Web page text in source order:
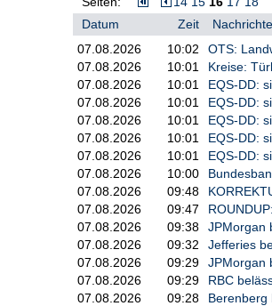
4. Aktienanteil
Neu
Letzte
     Veröffentlichung
5. Einzelheiten
absolut
direkt  indirekt
oder
8509839
Datum
Zeit
07.08.2026
10:02
OTS:
07.08.2026
10:01
Kreise:
07.08.2026
10:01
EQS-DD:
07.08.2026
10:01
EQS-DD:
07.08.2026
10:01
EQS-DD:
07.08.2026
10:01
EQS-DD:
07.08.2026
10:01
EQS-DD:
07.08.2026
10:00
07.08.2026
09:48
07.08.2026
09:47
07.08.2026
09:38
JPMorgan
07.08.2026
09:32
Jefferies
07.08.2026
09:29
JPMorgan
07.08.2026
09:29
RBC
07.08.2026
09:28
Berenberg